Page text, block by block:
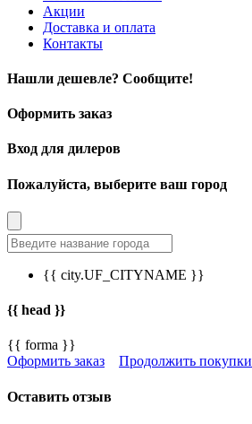
Акции
Доставка и оплата
Контакты
Нашли дешевле? Сообщите!
Оформить заказ
Вход для дилеров
Пожалуйста, выберите ваш город
{{ city.UF_CITYNAME }}
{{ head }}
{{ forma }}
Оформить заказ
Продолжить покупки
Оставить отзыв